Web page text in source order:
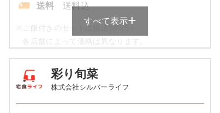
送料 送料込
※
ご飯付きのセットは税込540円～
各店舗によって価格は異なります。
素例
品数 4～5品
すべて表示
彩り旬菜
株式会社シルバーライフ